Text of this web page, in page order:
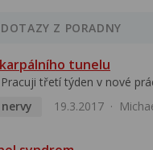
Z PORADNY
tunelu
třetí týden v nové
19.3.2017